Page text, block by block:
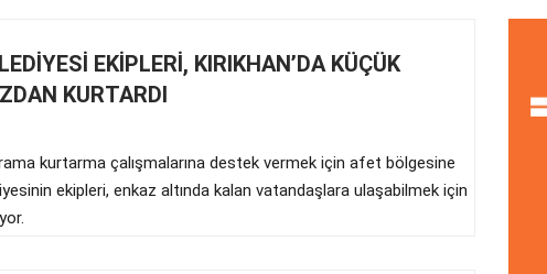
EKİPLERİ, KIRIKHAN’DA KÜÇÜK
KURTARDI
kurtarma çalışmalarına destek vermek için afet bölgesine
ekipleri, enkaz altında kalan vatandaşlara ulaşabilmek için